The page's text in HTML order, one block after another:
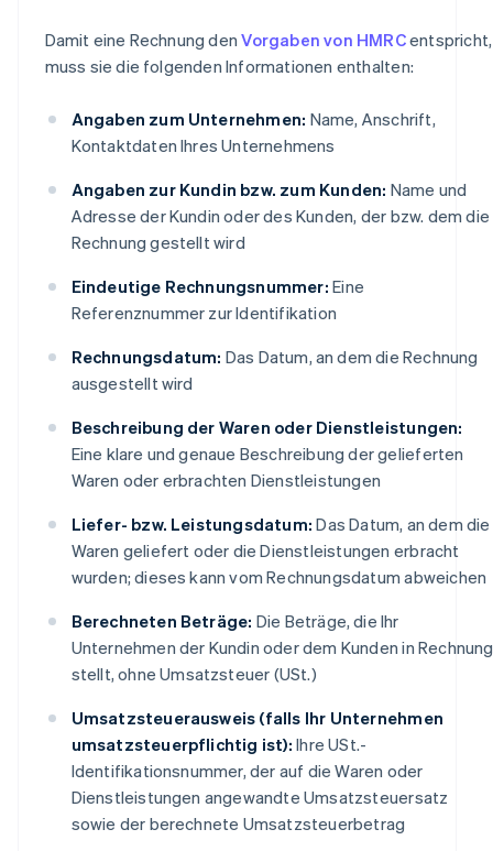
Damit eine Rechnung denVorgaben von HMRCentspricht,
muss sie die folgenden Informationen enthalten:
Angaben zum Unternehmen: Name, Anschrift,
Kontaktdaten Ihres Unternehmens
Angaben zur Kundin bzw. zum Kunden: Name und
Adresse der Kundin oder des Kunden, der bzw. dem die
Rechnung gestellt wird
Eindeutige Rechnungsnummer: Eine
Referenznummer zur Identifikation
Rechnungsdatum: Das Datum, an dem die Rechnung
ausgestellt wird
Beschreibung der Waren oder Dienstleistungen:
Eine klare und genaue Beschreibung der gelieferten
Waren oder erbrachten Dienstleistungen
Liefer- bzw. Leistungsdatum: Das Datum, an dem die
Waren geliefert oder die Dienstleistungen erbracht
wurden; dieses kann vom Rechnungsdatum abweichen
Berechneten Beträge: Die Beträge, die Ihr
Unternehmen der Kundin oder dem Kunden in Rechnung
stellt, ohne Umsatzsteuer (USt.)
Umsatzsteuerausweis (falls Ihr Unternehmen
umsatzsteuerpflichtig ist): Ihre USt.-
Identifikationsnummer, der auf die Waren oder
Dienstleistungen angewandte Umsatzsteuersatz
sowie der berechnete Umsatzsteuerbetrag